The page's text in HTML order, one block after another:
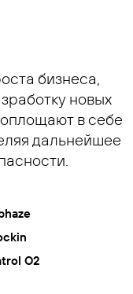
бизнеса,
новых
в себе
дальнейшее
O2